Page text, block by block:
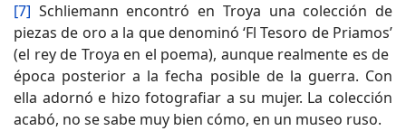
[7] Schliemann encontró en Troya una colección de
piezas de oro a la que denominó ‘Fl Tesoro de Priamos’
(el rey de Troya en el poema), aunque realmente es de
época posterior a la fecha posible de la guerra. Con
ella adornó e hizo fotografiar a su mujer. La colección
acabó, no se sabe muy bien cómo, en un museo ruso.